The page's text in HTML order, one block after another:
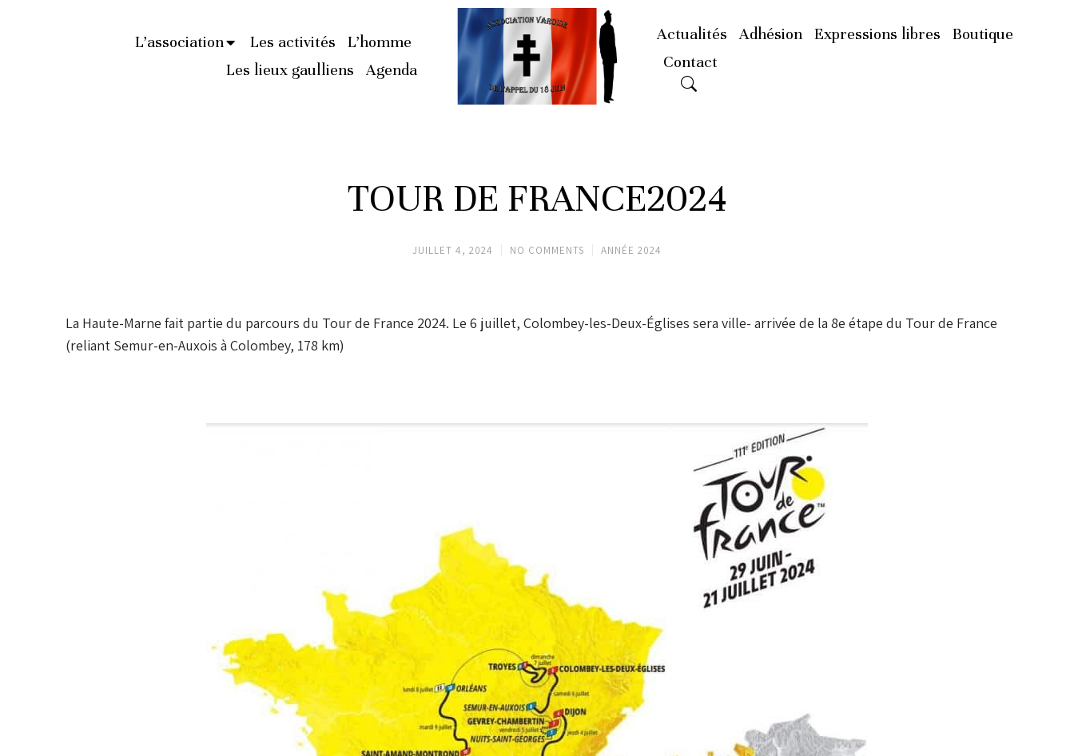
L’association Les activités
L’homme
Les lieux gaulliens
Agenda
Actualités Adhésion Expressions libres
Boutique
Contact
TOUR DE FRANCE2024
JUILLET 4, 2024 NO COMMENTS ANNÉE 2024
La Haute-Marne fait partie du parcours du Tour de France 2024. Le 6 juillet, Colombey-les-Deux-Églises sera ville- arrivée de la 8e étape du Tour de France
(reliant Semur-en-Auxois à Colombey, 178 km)